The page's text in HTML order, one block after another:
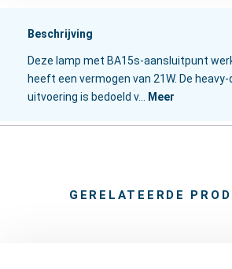
Beschrijving
Deze lamp met BA15s-aansluitpunt
heeft een vermogen van 21W. De
uitvoering is bedoeld v…
Meer
GERELATEERDE